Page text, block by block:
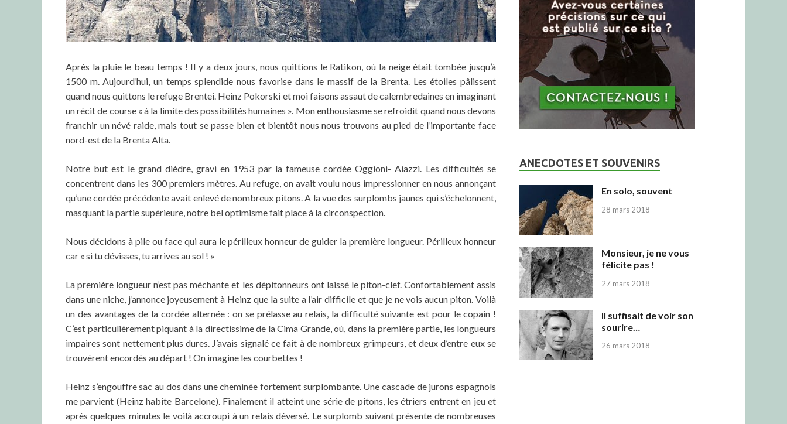
Après la pluie le beau temps ! Il y a deux jours, nous quittions le Ratikon, où la neige était tombée jusqu’à
1500 m. Aujourd’hui, un temps splendide nous favorise dans le massif de la Brenta. Les étoiles pâlissent
quand nous quittons le refuge Brentei. Heinz Pokorski et moi faisons assaut de calembredaines en imaginant
un récit de course « à la limite des possibilités humaines ». Mon enthousiasme se refroidit quand nous devons
franchir un névé raide, mais tout se passe bien et bientôt nous nous trouvons au pied de l’importante face
nord-est de la Brenta Alta.
Notre but est le grand dièdre, gravi en 1953 par la fameuse cordée Oggioni- Aiazzi. Les difficultés se
concentrent dans les 300 premiers mètres. Au refuge, on avait voulu nous impressionner en nous annonçant
qu’une cordée précédente avait enlevé de nombreux pitons. A la vue des surplombs jaunes qui s’échelonnent,
masquant la partie supérieure, notre bel optimisme fait place à la circonspection.
Nous décidons à pile ou face qui aura le périlleux honneur de guider la première longueur. Périlleux honneur
car « si tu dévisses, tu arrives au sol ! »
La première longueur n’est pas méchante et les dépitonneurs ont laissé le piton-clef. Confortablement assis
dans une niche, j’annonce joyeusement à Heinz que la suite a l’air difficile et que je ne vois aucun piton. Voilà
un des avantages de la cordée alternée : on se prélasse au relais, la difficulté suivante est pour le copain !
C’est particulièrement piquant à la directissime de la Cima Grande, où, dans la première partie, les longueurs
impaires sont nettement plus dures. J’avais signalé ce fait à de nombreux grimpeurs, et deux d’entre eux se
trouvèrent encordés au départ ! On imagine les courbettes !
Heinz s’engouffre sac au dos dans une cheminée fortement surplombante. Une cascade de jurons espagnols
me parvient (Heinz habite Barcelone). Finalement il atteint une série de pitons, les étriers entrent en jeu et
après quelques minutes le voilà accroupi à un relais déversé. Le surplomb suivant présente de nombreuses
ANECDOTES ET SOUVENIRS
En solo, souvent
28 mars 2018
Monsieur, je ne vous
félicite pas !
27 mars 2018
Il suffisait de voir son
sourire…
26 mars 2018